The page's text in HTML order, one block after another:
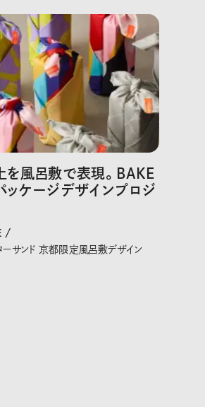
を風呂敷で表現。BAKE
ケージデザインプロジ
/
ーサンド 京都限定風呂敷デザイン